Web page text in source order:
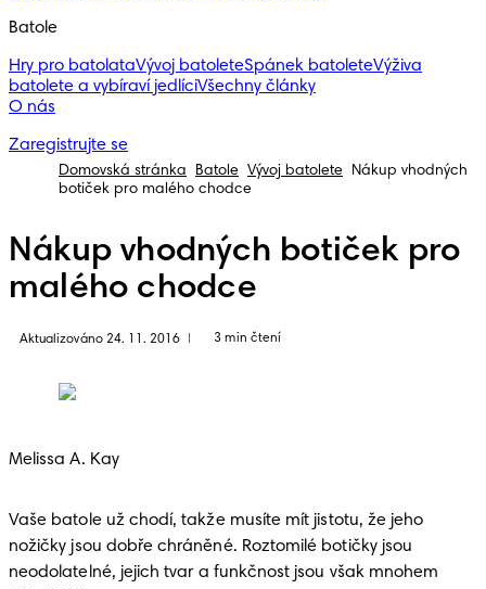
Batole
Hry pro batolataVývoj batoleteSpánek batoleteVýživa
batolete a vybíraví jedlíciVšechny články
O nás
Zaregistrujte se
Domovská stránka Batole Vývoj batolete
Nákup vhodných
botiček pro malého chodce
Nákup vhodných botiček pro
malého chodce
Aktualizováno 24. 11. 2016 3 min čtení
Melissa A. Kay
Vaše batole už chodí, takže musíte mít jistotu, že jeho
nožičky jsou dobře chráněné. Roztomilé botičky jsou
neodolatelné, jejich tvar a funkčnost jsou však mnohem